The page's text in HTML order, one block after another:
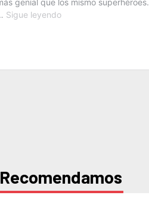
Recomendamos